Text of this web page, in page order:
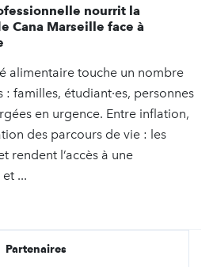
nourrit la
Cana Marseille face à
alimentaire touche un nombre
familles, étudiant·es, personnes
en urgence. Entre inflation,
des parcours de vie : les
rendent l’accès à une
...
Partenaires